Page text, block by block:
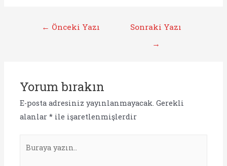
← Önceki Yazı
Sonraki Yazı
→
Yorum bırakın
E-posta adresiniz yayınlanmayacak. Gerekli
alanlar* ile işaretlenmişlerdir